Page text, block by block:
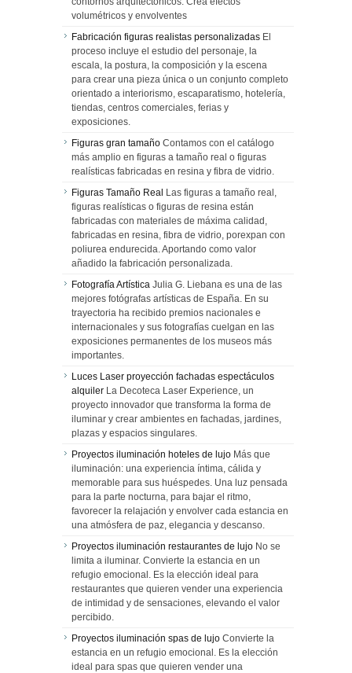
volumétricos y envolventes
Fabricación figuras realistas personalizadas El
proceso incluye el estudio del personaje, la
escala, la postura, la composición y la escena
para crear una pieza única o un conjunto completo
orientado a interiorismo, escaparatismo, hotelería,
tiendas, centros comerciales, ferias y
exposiciones.
Figuras gran tamaño Contamos con el catálogo
más amplio en figuras a tamaño real o figuras
realísticas fabricadas en resina y fibra de vidrio.
Figuras Tamaño Real Las figuras a tamaño real,
figuras realísticas o figuras de resina están
fabricadas con materiales de máxima calidad,
fabricadas en resina, fibra de vidrio, porexpan con
poliurea endurecida. Aportando como valor
añadido la fabricación personalizada.
Fotografía Artística Julia G. Liebana es una de las
mejores fotógrafas artísticas de España. En su
trayectoria ha recibido premios nacionales e
internacionales y sus fotografías cuelgan en las
exposiciones permanentes de los museos más
importantes.
Luces Laser proyección fachadas espectáculos
alquiler La Decoteca Laser Experience, un
proyecto innovador que transforma la forma de
iluminar y crear ambientes en fachadas, jardines,
plazas y espacios singulares.
Proyectos iluminación hoteles de lujo Más que
iluminación: una experiencia íntima, cálida y
memorable para sus huéspedes. Una luz pensada
para la parte nocturna, para bajar el ritmo,
favorecer la relajación y envolver cada estancia en
una atmósfera de paz, elegancia y descanso.
Proyectos iluminación restaurantes de lujo No se
limita a iluminar. Convierte la estancia en un
refugio emocional. Es la elección ideal para
restaurantes que quieren vender una experiencia
de intimidad y de sensaciones, elevando el valor
percibido.
Proyectos iluminación spas de lujo Convierte la
estancia en un refugio emocional. Es la elección
ideal para spas que quieren vender una